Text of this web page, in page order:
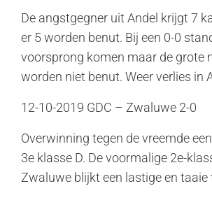
De angstgegner uit Andel krijgt 7
er 5 worden benut. Bij een 0-0
voorsprong komen maar de grote
worden niet benut. Weer verlies in
12-10-2019 GDC – Zwaluwe 2-0
Overwinning tegen de vreemde
3e klasse D. De voormalige 2e-
Zwaluwe blijkt een lastige en taaie